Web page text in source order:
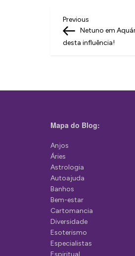
N
a
g
ç
o
d
e
P
o
s
t
Previous
Post
Previous
Netuno em
desta influência!
Mapa do Blog:
Anjos
Áries
Astrologia
Autoajuda
Banhos
Bem-estar
Cartomancia
Diversidade
Esoterismo
Especialistas
Espiritual